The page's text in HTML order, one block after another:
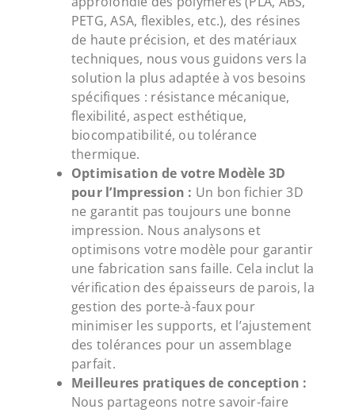
PETG, ASA, flexibles, etc.), des résines
de haute précision, et des matériaux
techniques, nous vous guidons vers la
solution la plus adaptée à vos besoins
spécifiques : résistance mécanique,
flexibilité, aspect esthétique,
biocompatibilité, ou tolérance
thermique.
Optimisation de votre Modèle 3D
pour l’Impression : Un bon fichier 3D
ne garantit pas toujours une bonne
impression. Nous analysons et
optimisons votre modèle pour garantir
une fabrication sans faille. Cela inclut la
vérification des épaisseurs de parois, la
gestion des porte-à-faux pour
minimiser les supports, et l’ajustement
des tolérances pour un assemblage
parfait.
Meilleures pratiques de conception :
Nous partageons notre savoir-faire